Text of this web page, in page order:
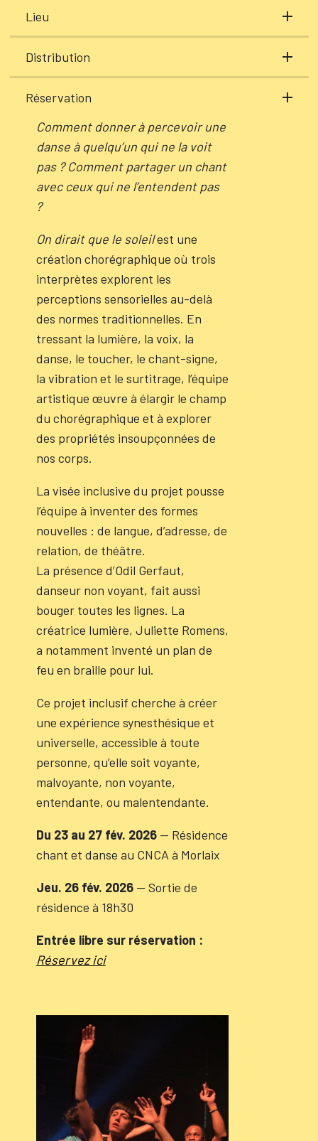
Lieu
Distribution
Réservation
Comment donner à percevoir une
danse à quelqu’un qui ne la voit
pas ? Comment partager un chant
avec ceux qui ne l’entendent pas
?
On dirait que le soleilest une
création chorégraphique où trois
interprètes explorent les
perceptions sensorielles au-delà
des normes traditionnelles. En
tressant la lumière, la voix, la
danse, le toucher, le chant-signe,
la vibration et le surtitrage, l’équipe
artistique œuvre à élargir le champ
du chorégraphique et à explorer
des propriétés insoupçonnées de
nos corps.
La visée inclusive du projet pousse
l’équipe à inventer des formes
nouvelles : de langue, d’adresse, de
relation, de théâtre.
La présence d’Odil Gerfaut,
danseur non voyant, fait aussi
bouger toutes les lignes. La
créatrice lumière, Juliette Romens,
a notamment inventé un plan de
feu en braille pour lui.
Ce projet inclusif cherche à créer
une expérience synesthésique et
universelle, accessible à toute
personne, qu’elle soit voyante,
malvoyante, non voyante,
entendante, ou malentendante.
Du 23 au 27 fév. 2026— Résidence
chant et danse au CNCA à Morlaix
Jeu. 26 fév. 2026— Sortie de
résidence à 18h30
Entrée libre sur réservation :
Réservez ici